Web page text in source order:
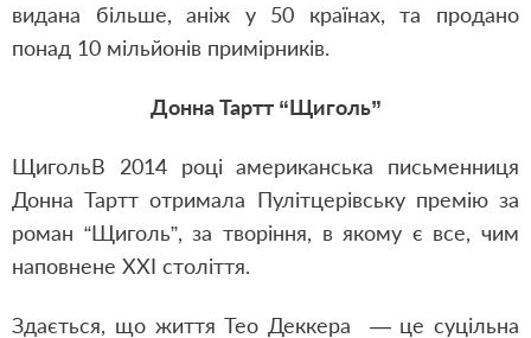
видана більше, аніж у 50 країнах, та продано
понад 10 мільйонів примірників.
Донна Тартт “Щиголь”
ЩигольВ 2014 році американська письменниця
Донна Тартт отримала Пулітцерівську премію за
роман “Щиголь”, за творіння, в якому є все, чим
наповнене ХХІ століття.
Здається, що життя Тео Деккера — це суцільна